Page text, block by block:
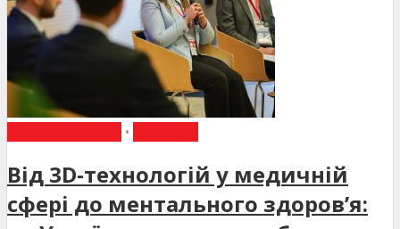
•
Від 3D-технологій у медичній
сфері до ментального здоров’я: